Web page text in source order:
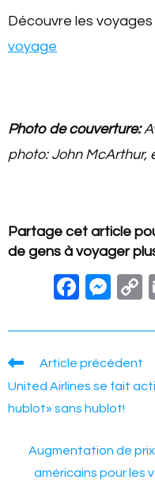
Découvre les voyages
voyage
Photo de couverture:
photo: John McArthur,
Partage cet article
de gens à voyager
F
c
e
b
o
k
M
ss
e
n
g
Read
articles
Article précédent
United Airlines se fait
hublot» sans hublot!
Augmentation de
américains pour les